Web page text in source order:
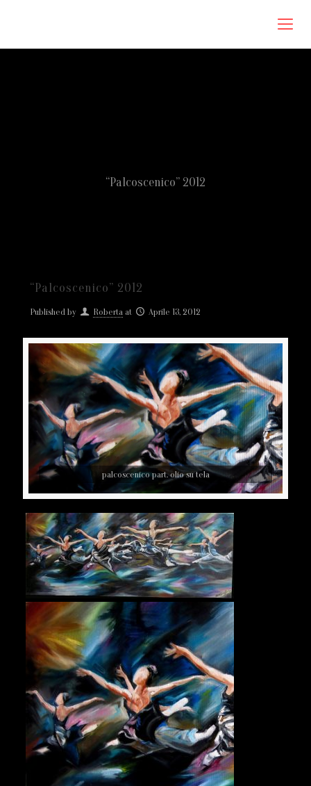
“Palcoscenico” 2012
“Palcoscenico” 2012
Published by Roberta at Aprile 13, 2012
palcoscenico part. olio su tela